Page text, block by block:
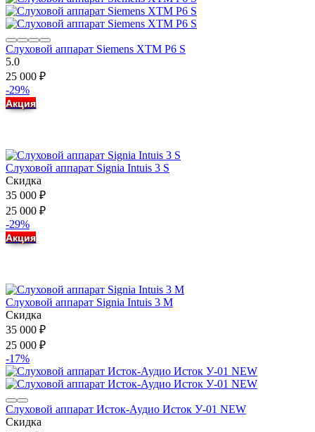
Слуховой аппарат Siemens XTM P6 S
5.0
25 000 ₽
-29%
Акция
Слуховой аппарат Signia Intuis 3 S
Скидка
35 000 ₽
25 000 ₽
-29%
Акция
Слуховой аппарат Signia Intuis 3 M
Скидка
35 000 ₽
25 000 ₽
-17%
Слуховой аппарат Исток-Аудио Исток У-01 NEW
Скидка